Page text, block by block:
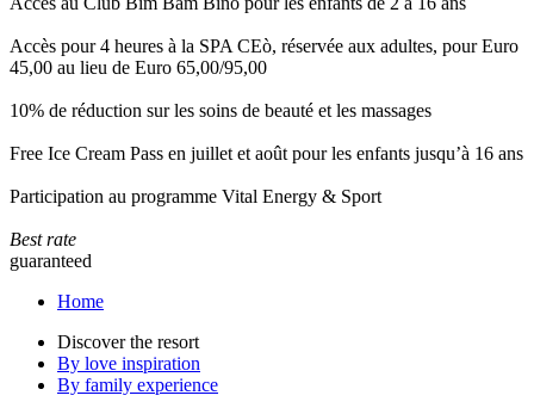
Accès pour 4 heures à la SPA CEò, réservée aux adultes, pour Euro
45,00 au lieu de Euro 65,00/95,00
10% de réduction sur les soins de beauté et les massages
Free Ice Cream Pass en juillet et août pour les enfants jusqu’à 16 ans
Participation au programme Vital Energy & Sport
Best rate
guaranteed
Home
Discover the resort
By love inspiration
By family experience